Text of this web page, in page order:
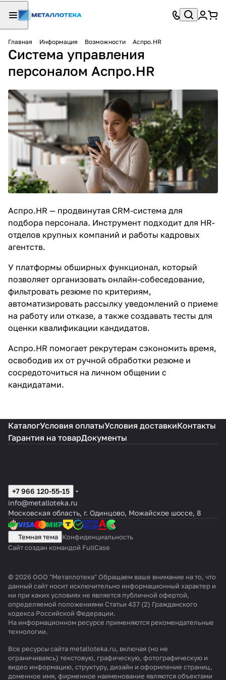
Главная Информация Возможности Аспро.HR
Система управления
персоналом Аспро.HR
Аспро.HR — продвинутая CRM-система для
подбора персонала. Инструмент подходит для HR-
отделов крупных компаний и работы кадровых
агентств.
У платформы обширных функционал, который
позволяет организовать онлайн-собеседование,
фильтровать резюме по критериям,
автоматизировать рассылку уведомлений о приеме
на работу или отказе, а также создавать тесты для
оценки квалификации кандидатов.
Аспро.HR помогает рекрутерам сэкономить время,
освободив их от ручной обработки резюме и
сосредоточиться на личном общении с
кандидатами.
КаталогУсловия оплатыУсловия доставкиКонтакты
Гарантия на товарДокументы
+7 966 120-55-15
info@metalloteka.ru
Московская область, г. Одинцово, Можайское шоссе, 8
Темная тема Конфиденциальность
Сайт создан командой FullCase
© 2026 ООО "Металлотека" Обращаем ваше внимание на то, что
данный сайт носит исключительно информационный характер и
ни при каких условиях не является публичной офертой,
определяемой положениями Статьи 437 (2) Гражданского
кодекса Российской Федерации.
На информационном ресурсе применяются рекомендательные
технологии.
Все ресурсы сайта metalloteka.ru, включая (но не
ограничиваясь) текстовую, графическую, фотографическую и
видео информацию, структуру, дизайн и оформление страниц,
доменное имя, фирменное наименование являются объектами